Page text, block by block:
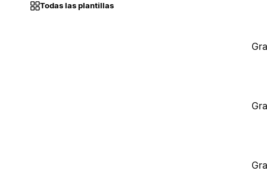
Todas las plantillas